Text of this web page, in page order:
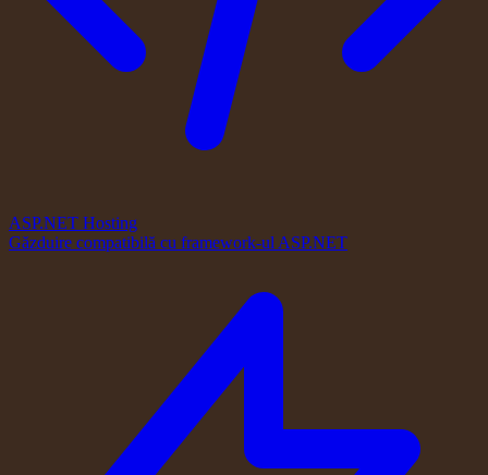
ASP.NET Hosting
Găzduire compatibilă cu framework-ul ASP.NET